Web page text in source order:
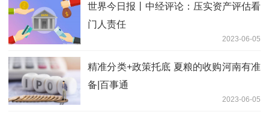
世界今日报丨中经评论：压实资产评估看
门人责任
2023-06-05
精准分类+政策托底 夏粮的收购河南有准
备|百事通
2023-06-05